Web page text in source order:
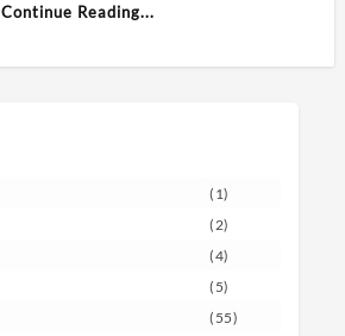
Continue Reading...
(1)
(2)
(4)
(5)
(55)